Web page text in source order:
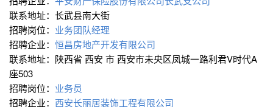
联系地址：长武县南大街
招聘岗位： 业务团队经理
招聘企业： 恒昌房地产开发有限公司
联系地址：陕西省 西安 市 西安市未央区凤城一路利君V时代A
座503
招聘岗位： 业务员
招聘企业： 西安长丽居装饰工程有限公司